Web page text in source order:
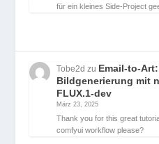
für ein kleines Side-Project
Tobe2d zu Email-to-
Bildgenerierung mit
FLUX.1-dev
März 23, 2025
Thank you for this great
comfyui workflow please?